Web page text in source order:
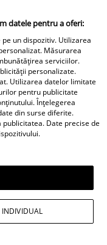
a transformat
datele pentru a oferi:
un dispozitiv. Utilizarea
Măsurarea
serviciilor.
personalizate.
Utilizarea datelor limitate
pentru publicitate
Înțelegerea
din surse diferite.
Date precise de
INDIVIDUAL